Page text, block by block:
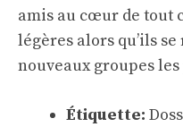
amis au cœur de tout
légères alors qu’ils
nouveaux groupes
Étiquette: